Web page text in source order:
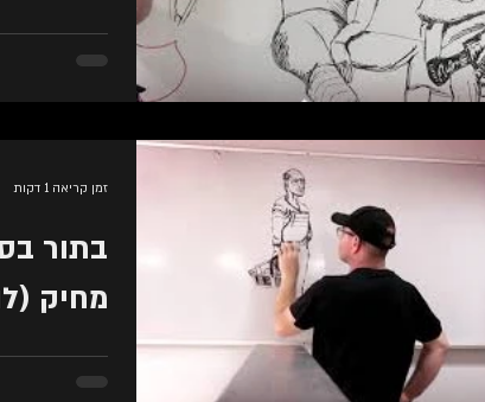
שיוצא ללקוחות .
בתור
מחיק
זמן קריאה 1 דקות